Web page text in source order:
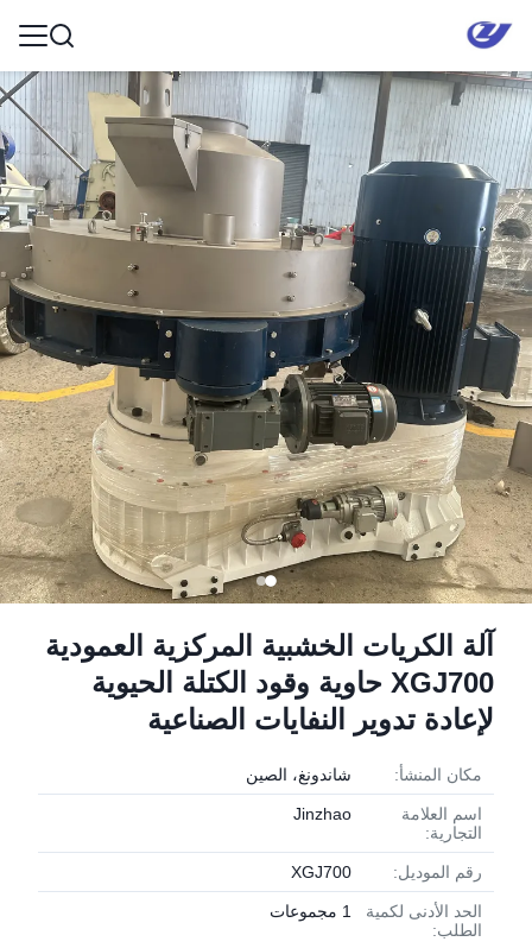
آلة الكريات الخشبية المركزية العمودية
XGJ700 حاوية وقود الكتلة الحيوية
لإعادة تدوير النفايات الصناعية
مكان المنشأ: شاندونغ، الصين
اسم العلامة
التجارية:
Jinzhao
رقم الموديل: XGJ700
الحد الأدنى لكمية
الطلب:
1 مجموعات